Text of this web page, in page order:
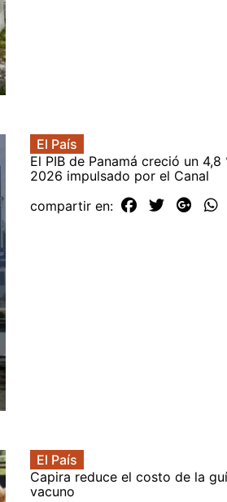
El País
El PIB de Panamá creció un
2026 impulsado por el Canal
compartir en:
El País
Capira reduce el costo de la
vacuno